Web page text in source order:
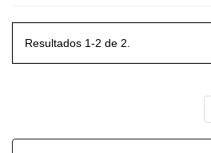
Resultados 1-2 de 2.